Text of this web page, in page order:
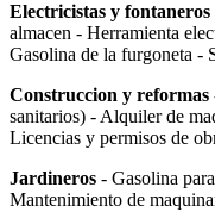
Electricistas y fontaneros
almacen - Herramienta
Gasolina de la furgoneta -
Construccion y reformas
sanitarios) - Alquiler de
Licencias y permisos de
Jardineros - Gasolina
Mantenimiento de